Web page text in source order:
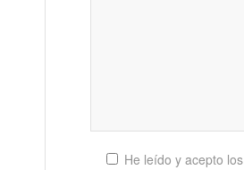
He leído y acepto los